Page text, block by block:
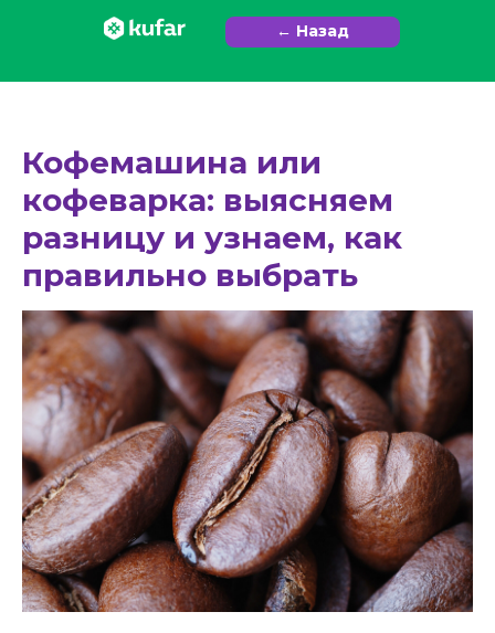
← Назад
Кофемашина или
кофеварка: выясняем
разницу и узнаем, как
правильно выбрать